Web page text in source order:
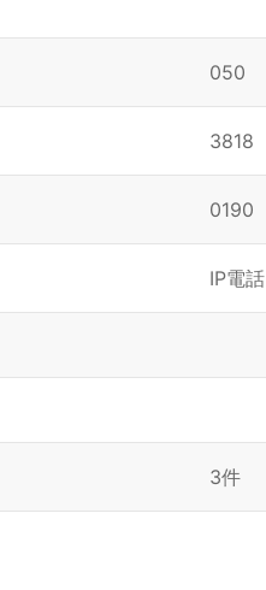
050
3818
0190
IP電話
3件